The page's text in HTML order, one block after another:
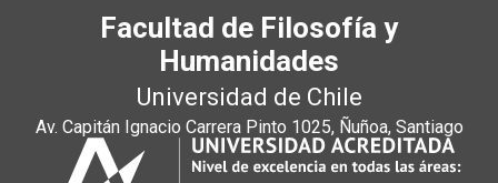
Facultad de Filosofía y
Humanidades
Universidad de Chile
Av. Capitán Ignacio Carrera Pinto 1025, Ñuñoa, Santiago